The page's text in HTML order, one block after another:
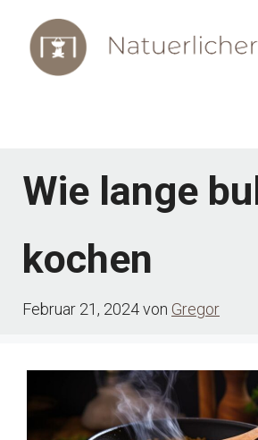
Inhalt
springen
Wie lange
kochen
Februar 21, 2024von Gregor